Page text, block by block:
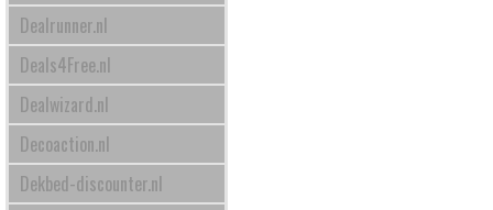
Dealrunner.nl
Deals4Free.nl
Dealwizard.nl
Decoaction.nl
Dekbed-discounter.nl